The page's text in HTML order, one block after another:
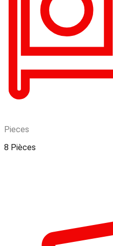
Pieces
8 Pièces